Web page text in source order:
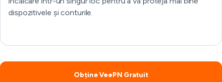
dispozitivele și conturile.
Obține VeePN Gratuit